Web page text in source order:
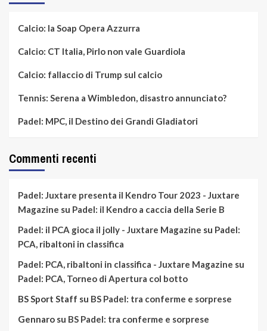
Calcio: la Soap Opera Azzurra
Calcio: CT Italia, Pirlo non vale Guardiola
Calcio: fallaccio di Trump sul calcio
Tennis: Serena a Wimbledon, disastro annunciato?
Padel: MPC, il Destino dei Grandi Gladiatori
Commenti recenti
Padel: Juxtare presenta il Kendro Tour 2023 - Juxtare
Magazine su Padel: il Kendro a caccia della Serie B
Padel: il PCA gioca il jolly - Juxtare Magazine su Padel:
PCA, ribaltoni in classifica
Padel: PCA, ribaltoni in classifica - Juxtare Magazine su
Padel: PCA, Torneo di Apertura col botto
BS Sport Staff su BS Padel: tra conferme e sorprese
Gennaro su BS Padel: tra conferme e sorprese